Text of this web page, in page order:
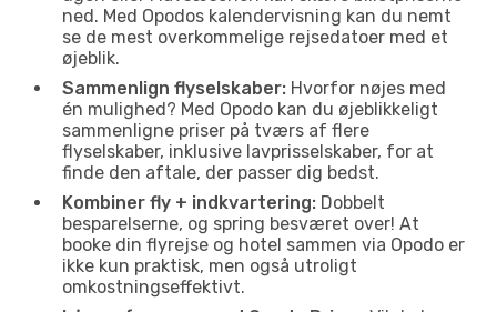
ned. Med Opodos kalendervisning kan du nemt
se de mest overkommelige rejsedatoer med et
øjeblik.
Sammenlign flyselskaber: Hvorfor nøjes med
én mulighed? Med Opodo kan du øjeblikkeligt
sammenligne priser på tværs af flere
flyselskaber, inklusive lavprisselskaber, for at
finde den aftale, der passer dig bedst.
Kombiner fly + indkvartering: Dobbelt
besparelserne, og spring besværet over! At
booke din flyrejse og hotel sammen via Opodo er
ikke kun praktisk, men også utroligt
omkostningseffektivt.